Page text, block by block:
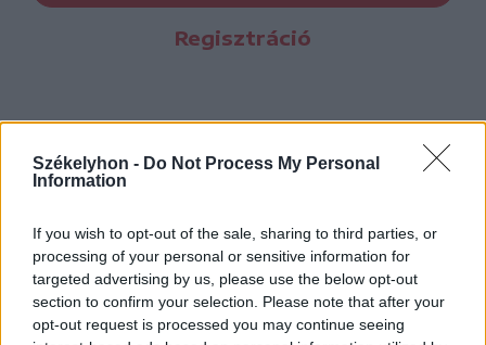
Székelyhon - Do Not Process My Personal
Information
If you wish to opt-out of the sale, sharing to third parties, or
processing of your personal or sensitive information for
targeted advertising by us, please use the below opt-out
section to confirm your selection. Please note that after your
opt-out request is processed you may continue seeing
Regisztráció
Hasznos